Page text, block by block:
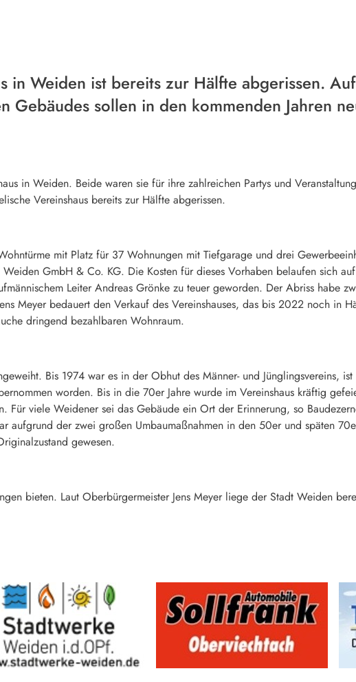
in Weiden ist bereits zur Hälfte abgerissen.
Gebäudes sollen in den kommenden Jahren
in Weiden. Beide waren sie für ihre zahlreichen Partys und
Vereinshaus bereits zur Hälfte abgerissen.
mit Platz für 37 Wohnungen mit Tiefgarage und drei
GmbH & Co. KG. Die Kosten für dieses Vorhaben belaufen sich
Leiter Andreas Grönke zu teuer geworden. Der Abriss habe
Meyer bedauert den Verkauf des Vereinshauses, das bis 2022 noch in
dringend bezahlbaren Wohnraum.
Bis 1974 war es in der Obhut des Männer- und Jünglingsvereins,
worden. Bis in die 70er Jahre wurde im Vereinshaus kräftig
Für viele Weidener sei das Gebäude ein Ort der Erinnerung, so
aufgrund der zwei großen Umbaumaßnahmen in den 50er und späten
gewesen.
bieten. Laut Oberbürgermeister Jens Meyer liege der Stadt Weiden